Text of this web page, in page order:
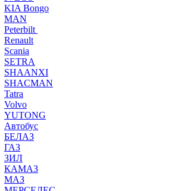
KIA Bongo
MAN
Peterbilt
Renault
Scania
SETRA
SHAANXI
SHACMAN
Tatra
Volvo
YUTONG
Автобус
БЕЛАЗ
ГАЗ
ЗИЛ
КАМАЗ
МАЗ